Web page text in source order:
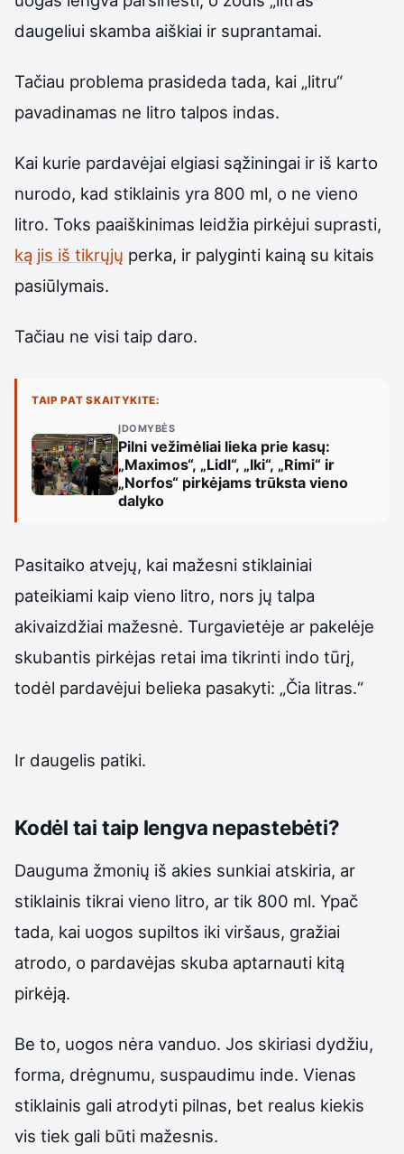
daugeliui skamba aiškiai ir suprantamai.
Tačiau problema prasideda tada, kai „litru“
pavadinamas ne litro talpos indas.
Kai kurie pardavėjai elgiasi sąžiningai ir iš karto
nurodo, kad stiklainis yra 800 ml, o ne vieno
litro. Toks paaiškinimas leidžia pirkėjui suprasti,
ką jis iš tikrųjų perka, ir palyginti kainą su kitais
pasiūlymais.
Tačiau ne visi taip daro.
TAIP PAT SKAITYKITE:
ĮDOMYBĖS
Pilni vežimėliai lieka prie kasų:
„Maximos“, „Lidl“, „Iki“, „Rimi“ ir
„Norfos“ pirkėjams trūksta vieno
dalyko
Pasitaiko atvejų, kai mažesni stiklainiai
pateikiami kaip vieno litro, nors jų talpa
akivaizdžiai mažesnė. Turgavietėje ar pakelėje
skubantis pirkėjas retai ima tikrinti indo tūrį,
todėl pardavėjui belieka pasakyti: „Čia litras.“
Ir daugelis patiki.
Kodėl tai taip lengva nepastebėti?
Dauguma žmonių iš akies sunkiai atskiria, ar
stiklainis tikrai vieno litro, ar tik 800 ml. Ypač
tada, kai uogos supiltos iki viršaus, gražiai
atrodo, o pardavėjas skuba aptarnauti kitą
pirkėją.
Be to, uogos nėra vanduo. Jos skiriasi dydžiu,
forma, drėgnumu, suspaudimu inde. Vienas
stiklainis gali atrodyti pilnas, bet realus kiekis
vis tiek gali būti mažesnis.